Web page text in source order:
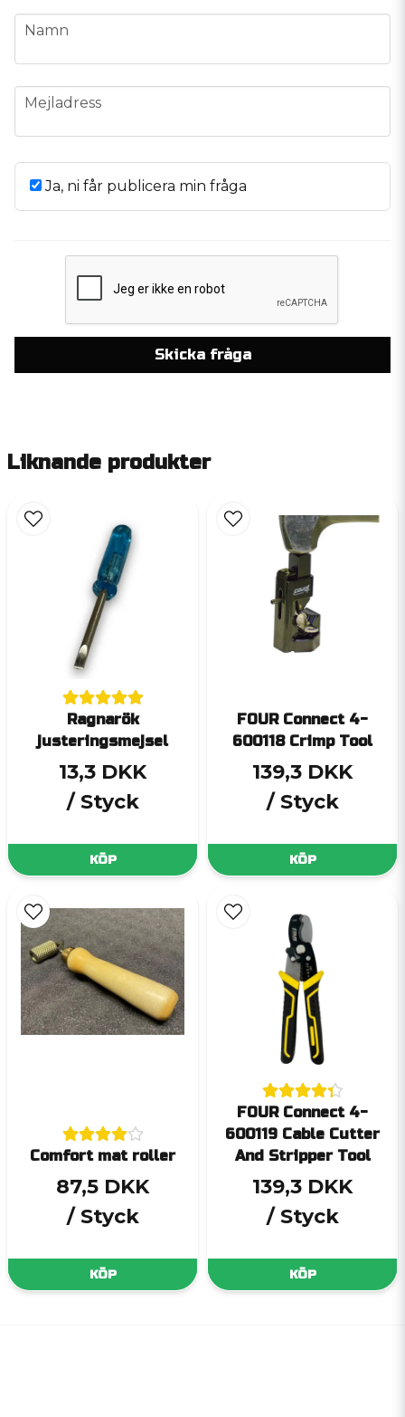
name
Namn
email
Mejladress
Ja, ni får publicera min fråga
Skicka fråga
Liknande produkter
Ragnarök
justeringsmejsel
13,3 DKK
/ Styck
KÖP
FOUR Connect 4-
600118 Crimp Tool
139,3 DKK
/ Styck
KÖP
Comfort mat roller
87,5 DKK
/ Styck
KÖP
FOUR Connect 4-
600119 Cable Cutter
And Stripper Tool
139,3 DKK
/ Styck
KÖP